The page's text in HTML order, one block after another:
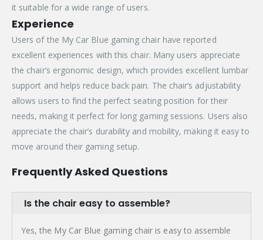
it suitable for a wide range of users.
Experience
Users of the My Car Blue gaming chair have reported
excellent experiences with this chair. Many users appreciate
the chair’s ergonomic design, which provides excellent lumbar
support and helps reduce back pain. The chair’s adjustability
allows users to find the perfect seating position for their
needs, making it perfect for long gaming sessions. Users also
appreciate the chair’s durability and mobility, making it easy to
move around their gaming setup.
Frequently Asked Questions
Is the chair easy to assemble?
Yes, the My Car Blue gaming chair is easy to assemble